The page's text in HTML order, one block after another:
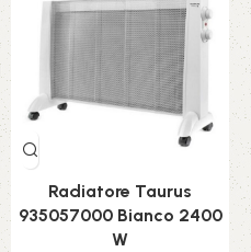
Radiatore Taurus
935057000 Bianco 2400
W